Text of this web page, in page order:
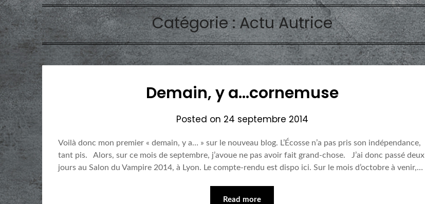
Catégorie :Actu Autrice
Demain, y a…cornemuse
Posted on 24 septembre 2014
Voilà donc mon premier « demain, y a… » sur le nouveau blog. L’Écosse n’a pas pris son indépendance,
tant pis. Alors, sur ce mois de septembre, j’avoue ne pas avoir fait grand-chose. J’ai donc passé deux
jours au Salon du Vampire 2014, à Lyon. Le compte-rendu est dispo ici. Sur le mois d’octobre à venir,…
Read more